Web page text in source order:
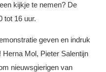
kijkje te nemen? De
tot 16 uur.
geven en indruk
Mol, Pieter Salentijn
nieuwsgierigen van